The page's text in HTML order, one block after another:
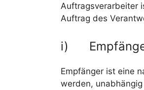
Auftragsverarbeiter
Auftrag des
i)
Empfänger ist eine
werden,